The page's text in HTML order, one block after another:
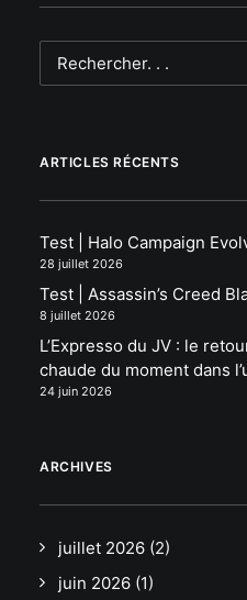
ARTICLES RÉCENTS
Test | Halo Campaign
28 juillet 2026
Test | Assassin’s Creed
8 juillet 2026
L’Expresso du JV : le
chaude du moment dans
24 juin 2026
ARCHIVES
juillet 2026 (2)
juin 2026 (1)